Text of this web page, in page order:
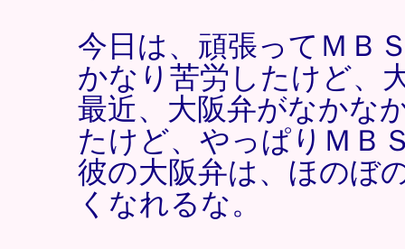
今日は、頑張ってＭＢ
かなり苦労したけど、
最近、大阪弁がなかな
たけど、やっぱりＭＢ
彼の大阪弁は、ほのぼ
くなれるな。